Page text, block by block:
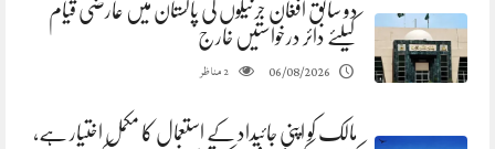
دو سابق افغان جرنیلوں کی پاکستان میں عارضی قیام
کیلئے دائر درخواستیں خارج
06/08/2026
2مناظر
مالک کو اپنی جائیداد کے استعمال کا مکمل اختیار ہے،